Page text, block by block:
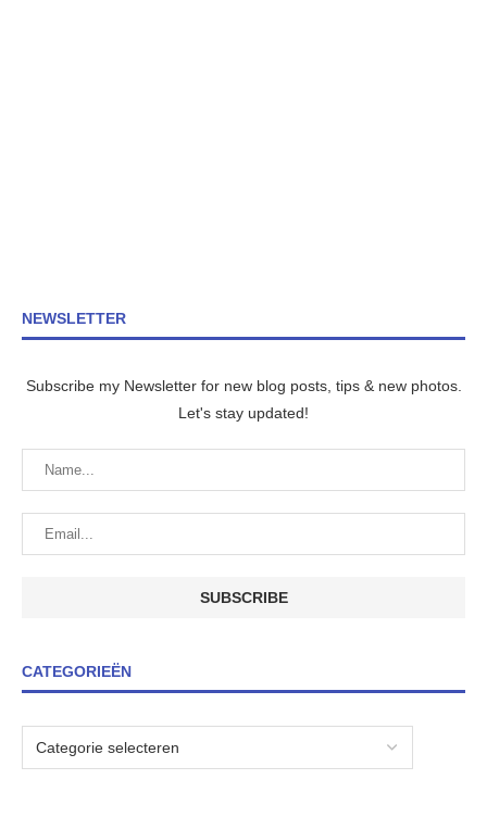
NEWSLETTER
Subscribe my Newsletter for new blog posts, tips & new photos.
Let's stay updated!
CATEGORIEËN